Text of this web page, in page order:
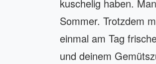
kuschelig haben.
Sommer. Trotzdem
einmal am Tag
und deinem